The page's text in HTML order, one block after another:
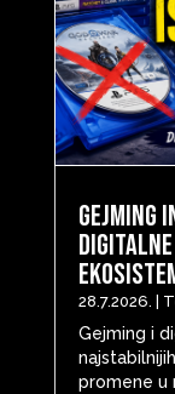
digitalne
28.7.2026.
Gejming i
promene u